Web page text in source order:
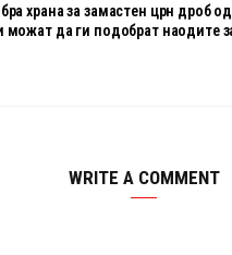
храна за замастен црн дроб
можат да ги подобрат наодите
WRITE A COMMENT